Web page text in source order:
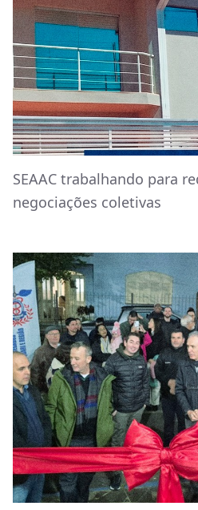
SEAAC trabalhando para
negociações coletivas